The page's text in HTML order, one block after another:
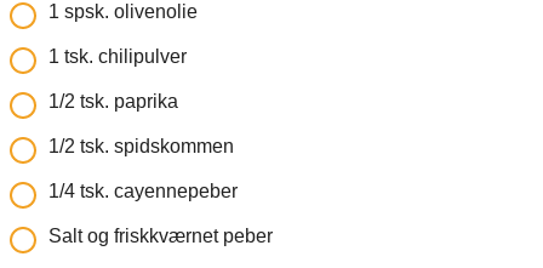
1 spsk. olivenolie
1 tsk. chilipulver
1/2 tsk. paprika
1/2 tsk. spidskommen
1/4 tsk. cayennepeber
Salt og friskkværnet peber